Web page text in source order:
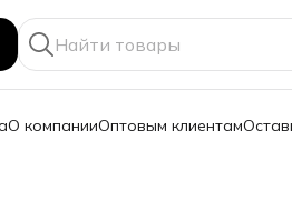
О компанииОптовым клиентам